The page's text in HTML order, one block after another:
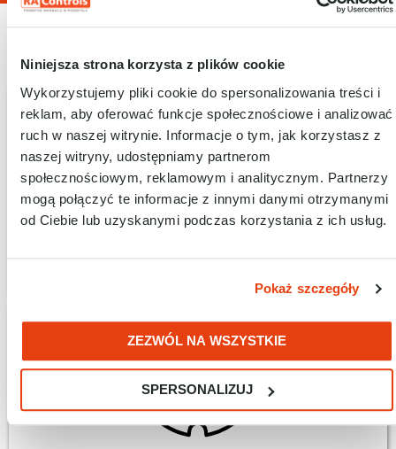
Niniejsza strona korzysta z plików cookie
Wykorzystujemy pliki cookie do spersonalizowania treści i
reklam, aby oferować funkcje społecznościowe i analizować
ruch w naszej witrynie. Informacje o tym, jak korzystasz z
naszej witryny, udostępniamy partnerom
społecznościowym, reklamowym i analitycznym. Partnerzy
mogą połączyć te informacje z innymi danymi otrzymanymi
od Ciebie lub uzyskanymi podczas korzystania z ich usług.
Pokaż szczegóły
ZEZWÓL NA WSZYSTKIE
SPERSONALIZUJ
ROCKWELL AUTOMATION?
raporty i analizy w czasie rzeczywistym